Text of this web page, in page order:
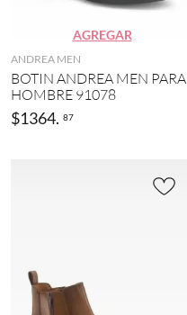
AGREGAR
ANDREA MEN
BOTIN ANDREA MEN PARA
HOMBRE 91078
$1364. 87